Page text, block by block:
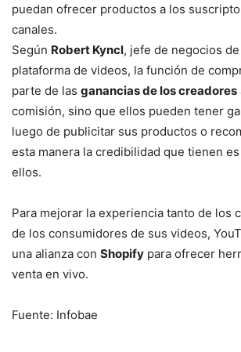
puedan ofrecer productos a los
canales.
Según Robert Kyncl, jefe de negocios
plataforma de videos, la función de
parte de las ganancias de los creadores
comisión, sino que ellos pueden tener
luego de publicitar sus productos o
esta manera la credibilidad que tienen
ellos.
Para mejorar la experiencia tanto de los
de los consumidores de sus videos,
una alianza con Shopify para ofrecer
venta en vivo.
Fuente: Infobae